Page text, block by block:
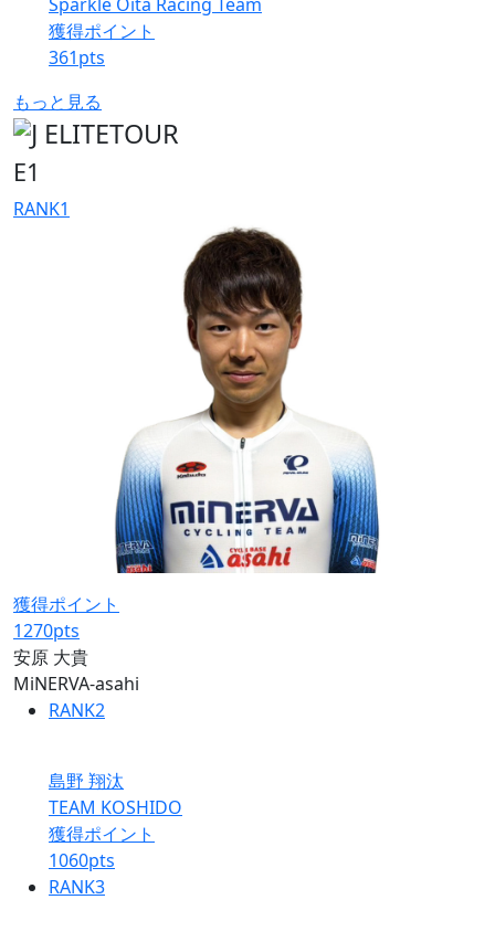
獲得ポイント
361pts
もっと見る
E1
RANK1
獲得ポイント
1270pts
安原 大貴
MiNERVA-asahi
RANK2
島野 翔汰
TEAM KOSHIDO
獲得ポイント
1060pts
RANK3